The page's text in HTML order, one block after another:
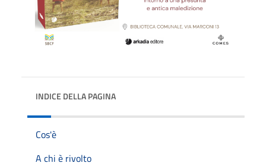
INDICE DELLA PAGINA
Cos'è
A chi è rivolto